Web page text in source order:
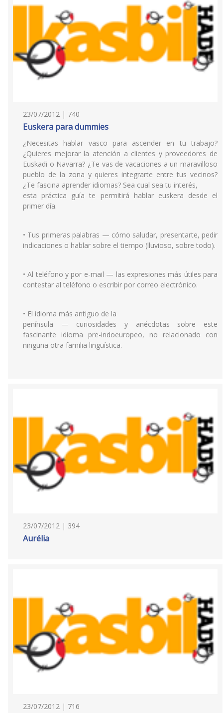
23/07/2012 | 740
Euskera para dummies
¿Necesitas hablar vasco para ascender en tu trabajo?
¿Quieres mejorar la atención a clientes y proveedores de
Euskadi o Navarra? ¿Te vas de vacaciones a un maravilloso
pueblo de la zona y quieres integrarte entre tus vecinos?
¿Te fascina aprender idiomas? Sea cual sea tu interés,
esta práctica guía te permitirá hablar euskera desde el
primer día.
• Tus primeras palabras — cómo saludar, presentarte, pedir
indicaciones o hablar sobre el tiempo (lluvioso, sobre todo).
• Al teléfono y por e-mail — las expresiones más útiles para
contestar al teléfono o escribir por correo electrónico.
• El idioma más antiguo de la
península — curiosidades y anécdotas sobre este
fascinante idioma pre-indoeuropeo, no relacionado con
ninguna otra familia lingüística.
23/07/2012 | 394
Aurélia
23/07/2012 | 716